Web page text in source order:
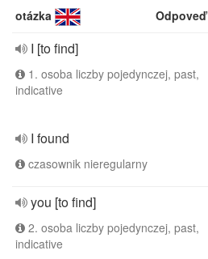
otázka Odpoveď
I [to find]
1. osoba liczby pojedynczej, past,
indicative
I found
czasownik nieregularny
you [to find]
2. osoba liczby pojedynczej, past,
indicative